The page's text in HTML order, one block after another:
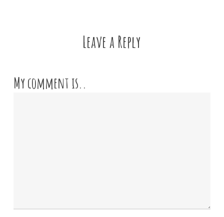
Leave a Reply
My comment is..